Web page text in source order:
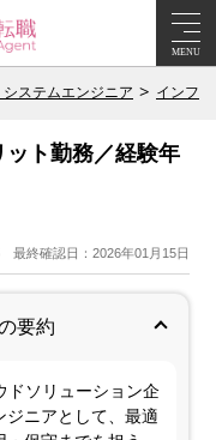
MENU
ステムエンジニア インフ
ト勤務／経験年
最終確認日：2026年01月15日
要約
ドソリューション企
ジニアとして、最適